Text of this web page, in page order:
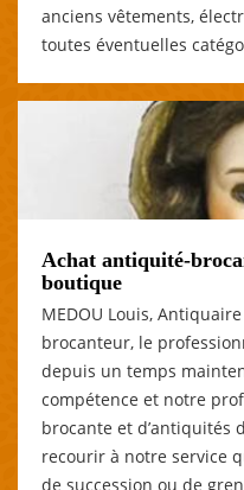
anciens vêtements,
toutes éventuelles
Achat antiquité-
boutique
MEDOU Louis,
brocanteur, le
depuis un temps
compétence et notre
brocante et d’antiquités
recourir à notre service
de succession ou de